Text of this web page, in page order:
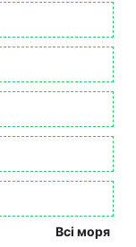
Всі моря